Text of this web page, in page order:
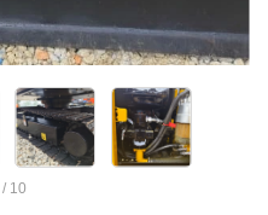
/ 10